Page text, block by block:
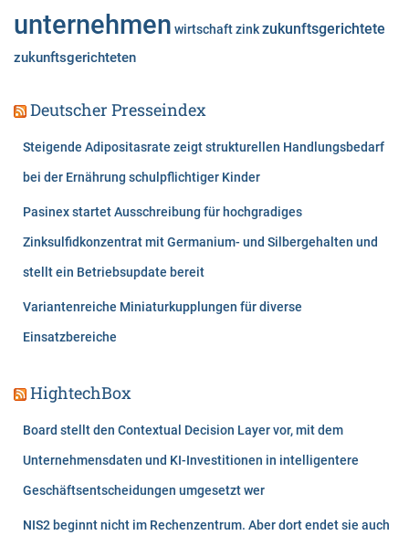
unternehmen wirtschaftzinkzukunftsgerichtete
zukunftsgerichteten
Deutscher Presseindex
Steigende Adipositasrate zeigt strukturellen Handlungsbedarf
bei der Ernährung schulpflichtiger Kinder
Pasinex startet Ausschreibung für hochgradiges
Zinksulfidkonzentrat mit Germanium- und Silbergehalten und
stellt ein Betriebsupdate bereit
Variantenreiche Miniaturkupplungen für diverse
Einsatzbereiche
HightechBox
Board stellt den Contextual Decision Layer vor, mit dem
Unternehmensdaten und KI-Investitionen in intelligentere
Geschäftsentscheidungen umgesetzt wer
NIS2 beginnt nicht im Rechenzentrum. Aber dort endet sie auch